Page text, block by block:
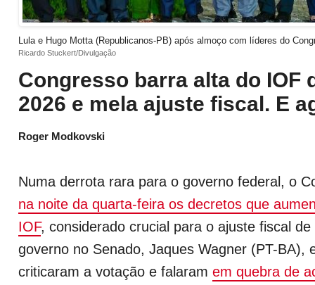
Lula e Hugo Motta (Republicanos-PB) após almoço com líderes do
Ricardo Stuckert/Divulgação
Congresso barra alta do IOF
2026 e mela ajuste fiscal. E
Roger Modkovski
Numa derrota rara para o governo federal, o
na noite da quarta-feira os decretos que
IOF, considerado crucial para o ajuste fiscal
governo no Senado, Jaques Wagner (PT-BA),
criticaram a votação e falaram em quebra de